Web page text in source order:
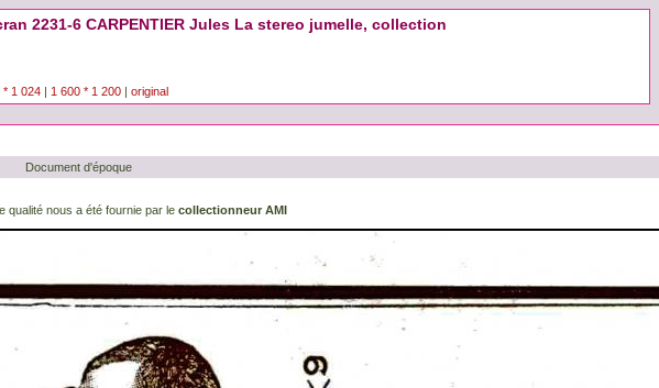
2231-6 CARPENTIER Jules La stereo jumelle, collection
* 1 024| 1 600 * 1 200| original
Document d'époque
qualité nous a été fournie par le collectionneur AMI